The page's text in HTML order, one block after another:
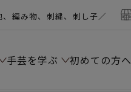
編み物、刺繍、刺し子／
手芸を学ぶ 初めての方へ